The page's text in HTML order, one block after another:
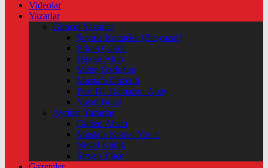
Videolar
Yazarlar
Güncel Yazarlar
Şeyma Karateke (Başyazar)
Erkan Çakıllı
Hakan Akın
Metin Özdoğan
Mustafa Düzenli
Prof Dr. Ramazan Abay
Yusuf Bolat
Ayrılan Yazarlar
Gülten Abacı
Mustafa Kemal Yonat
Neval Kütük
Şirvan Yüce